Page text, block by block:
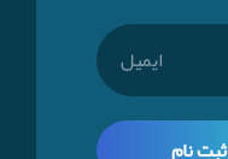
ثبت نام